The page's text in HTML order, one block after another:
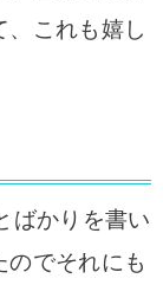
、これも嬉し
ばかりを書い
のでそれにも